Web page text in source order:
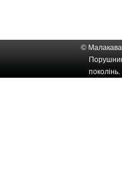
©
поколінь.